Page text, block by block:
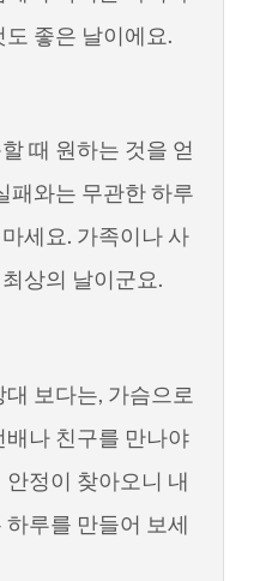
좋은 날이에요.
때 원하는 것을 얻
패와는 무관한 하루
세요. 가족이나 사
상의 날이군요.
보다는, 가슴으로
배나 친구를 만나야
정이 찾아오니 내
루를 만들어 보세